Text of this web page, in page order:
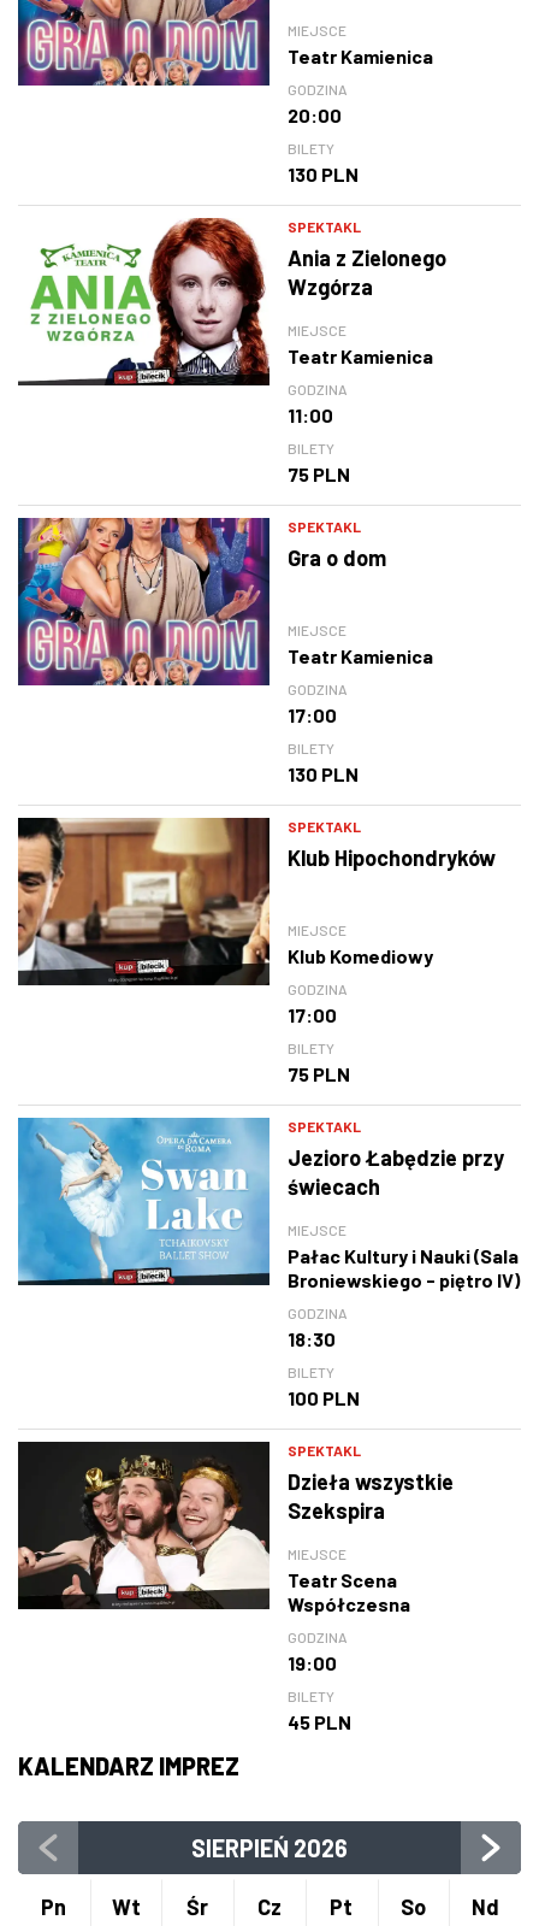
MIEJSCE
Teatr Kamienica
GODZINA
20:00
BILETY
130 PLN
SPEKTAKL
Ania z Zielonego
Wzgórza
MIEJSCE
Teatr Kamienica
GODZINA
11:00
BILETY
75 PLN
SPEKTAKL
Gra o dom
MIEJSCE
Teatr Kamienica
GODZINA
17:00
BILETY
130 PLN
SPEKTAKL
Klub Hipochondryków
MIEJSCE
Klub Komediowy
GODZINA
17:00
BILETY
75 PLN
SPEKTAKL
Jezioro Łabędzie przy
świecach
MIEJSCE
Pałac Kultury i Nauki (Sala
Broniewskiego - piętro IV)
GODZINA
18:30
BILETY
100 PLN
SPEKTAKL
Dzieła wszystkie
Szekspira
MIEJSCE
Teatr Scena
Współczesna
GODZINA
19:00
BILETY
45 PLN
KALENDARZ IMPREZ
SIERPIEŃ 2026
Pn Wt Śr Cz Pt So Nd